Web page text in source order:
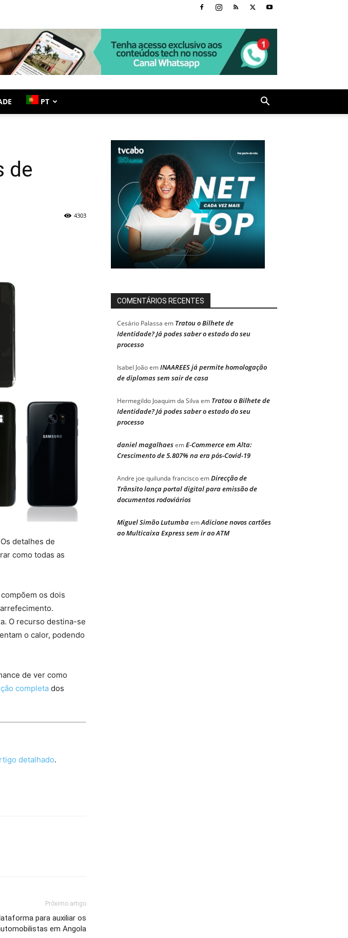
PT
de
4303
detalhes de
como todas as
os dois
O recurso destina-se
o calor, podendo
de ver como
completa dos
detalhado.
Próximo artigo
para auxiliar os
em Angola
COMENTÁRIOS RECENTES
Cesário Palassa em Tratou o Bilhete de
Identidade? Já podes saber o estado do seu
processo
Isabel JoãoemINAAREES já permite homologação
de diplomas sem sair de casa
Hermegildo Joaquim da Silva em Tratou o Bilhete de
Identidade? Já podes saber o estado do seu
processo
daniel magalhaesemE-Commerce em Alta:
Crescimento de 5.807% na era pós-Covid-19
Andre joe quilunda franciscoemDirecção de
Trânsito lança portal digital para emissão de
documentos rodoviários
Miguel Simão LutumbaemAdicione novos cartões
ao Multicaixa Express sem ir ao ATM